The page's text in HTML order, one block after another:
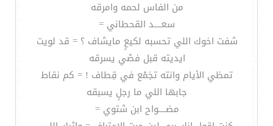
من الفاس لحمه وامرقه
سعــــد القحطاني =
شفت اخوك اللي تحسبه لكيعٍ مايشاف ؟ = قد لويت
ايديته قبل فصْي يسرقه
تمظي الأيام وانته تجَمْع في قِطاف ! = كم نقاط
جابها اللي ما رجلٍ يسبقه
مضــــواح ابن شتوي =